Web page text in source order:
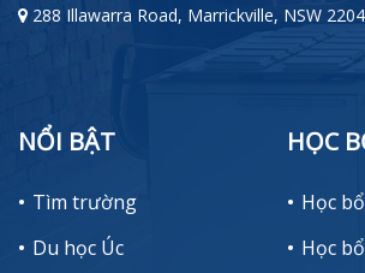
288 Illawarra Road, Marrickville, NSW 2204
NỔI BẬT
Tìm trường
Du học Úc
HỌC
Học
Học